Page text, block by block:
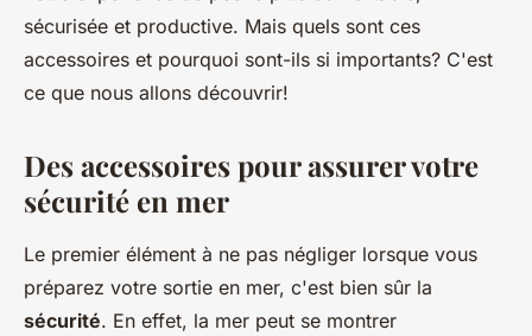
Martin•12 juillet 2024•6 min de lecture
sécurisée et productive. Mais quels sont ces
accessoires et pourquoi sont-ils si importants? C'est
ce que nous allons découvrir!
Des accessoires pour assurer votre
sécurité en mer
Le premier élément à ne pas négliger lorsque vous
préparez votre sortie en mer, c'est bien sûr la
sécurité. En effet, la mer peut se montrer